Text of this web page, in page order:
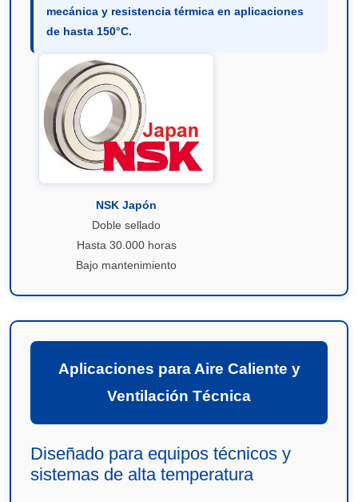
mecánica y resistencia térmica en aplicaciones
de hasta 150°C.
NSK Japón
Doble sellado
Hasta 30.000 horas
Bajo mantenimiento
Aplicaciones para Aire Caliente y
Ventilación Técnica
Diseñado para equipos técnicos y
sistemas de alta temperatura